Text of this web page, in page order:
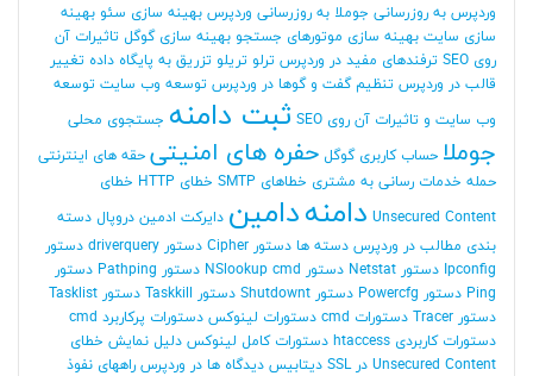
وردپرس به روزرسانی جوملا به روزرسانی وردپرس بهینه سازی سئو بهینه
سازی سایت بهینه سازی موتورهای جستجو بهینه سازی گوگل تاثیرات آن
روی SEO
ترفندهای مفید در وردپرس ترلو تریلو تزریق به پایگاه داده تغییر
قالب در وردپرس تنظیم گفت و گوها در وردپرس توسعه وب سایت توسعه
وب سایت و تاثیرات آن روی SEO
ثبت دامنه جستجوی محلی
جوملا حساب کاربری گوگل حفره های امنیتی حقه های اینترنتی
حمله خدمات رسانی به مشتری خطاهای SMTP خطای HTTP
خطای
Unsecured Content دامنهدامین دایرکت ادمین دروپال دسته
بندی مطالب در وردپرس دسته ها دستور Cipher دستور driverquery
دستور
Ipconfig دستور Netstat دستور NSlookup cmd دستور Pathping
دستور
Ping دستور Powercfg دستور Shutdownt دستور Taskkill
دستور Tasklist
دستور Tracer
دستورات cmd دستورات لینوکس دستورات پرکاربرد cmd
دستورات کاربردی htaccess
دستورات کامل لینوکس دلیل نمایش خطای
Unsecured Content در SSL
دیتابیس دیدگاه ها در وردپرس راههای نفوذ